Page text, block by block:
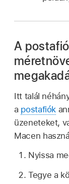
A
Itt talál
a postafiók
üzeneteket,
Macen
Nyissa
Tegye a